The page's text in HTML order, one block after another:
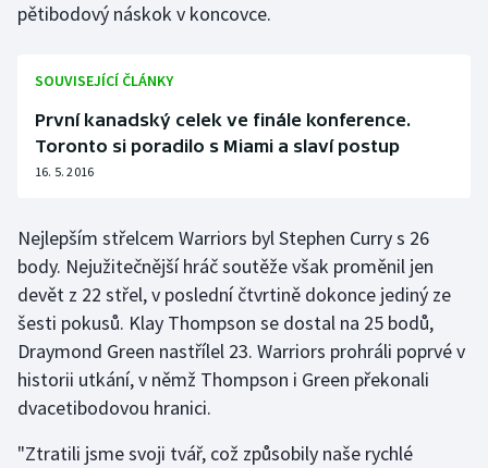
Lezení
Lyže a snowboard
Moderní pětiboj
Motorsport
Olympijské hry
Parasport
Plavání
Plážový volejbal
pětibodový náskok v koncovce.
SOUVISEJÍCÍ ČLÁNKY
První kanadský celek ve finále konference.
Toronto si poradilo s Miami a slaví postup
16. 5. 2016
Nejlepším střelcem Warriors byl Stephen Curry s 26
body. Nejužitečnější hráč soutěže však proměnil jen
devět z 22 střel, v poslední čtvrtině dokonce jediný ze
šesti pokusů. Klay Thompson se dostal na 25 bodů,
Draymond Green nastřílel 23. Warriors prohráli poprvé v
historii utkání, v němž Thompson i Green překonali
dvacetibodovou hranici.
"Ztratili jsme svoji tvář, což způsobily naše rychlé